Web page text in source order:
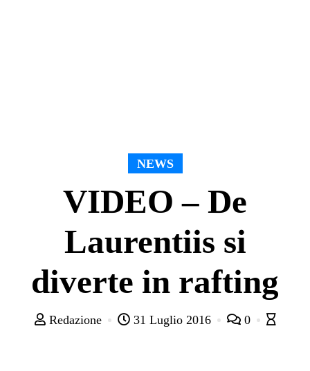
NEWS
VIDEO – De
Laurentiis si
diverte in rafting
Redazione 31 Luglio 2016 0